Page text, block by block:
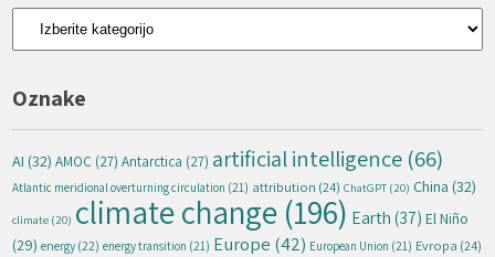
Kategorije
Oznake
AI (32) AMOC (27) Antarctica (27) artificial intelligence (66)
Atlantic meridional overturning circulation (21) attribution (24) ChatGPT (20) China (32)
climate (20) climate change (196) Earth (37) El Niño
(29) energy (22) energy transition (21) Europe (42) European Union (21) Evropa (24)